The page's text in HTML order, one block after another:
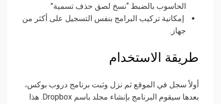
الحاسوب بالضبط “نسخ لصق حذف تسمية”
إمكانية تركيب البرامج بنفس التسجيل على أكثر من
جهاز.
طريقة الاستخدام
أولاً سجل في الموقع ثم نزل وثبت برنامج دروب بوكس،
بعدها سيقوم البرنامج بإنشاء مجلد باسم Dropbox. هذا